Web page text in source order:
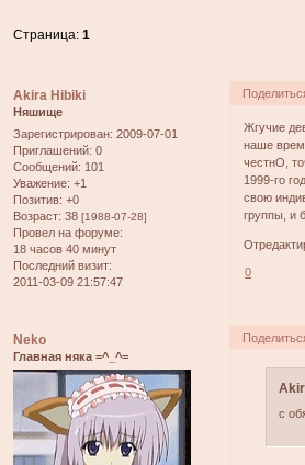
Страница:1
Akira Hibiki
Няшище
Зарегистрирован: 2009-07-01
Приглашений: 0
Сообщений: 101
Уважение: +1
Позитив: +0
Возраст: 38 [1988-07-28]
Провел на форуме:
18 часов 40 минут
Последний визит:
2011-03-09 21:57:47
Жгучие
наше
честнО,
1999-го
свою
группы, и
0
Neko
Главная няка =^_^=
с